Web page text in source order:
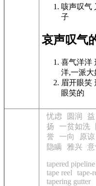
咳声叹气
子
哀声叹气
喜气洋洋
洋,一派大
眉开眼笑
眼笑的
忧虑 圆润 益
扬
一贫如洗
誉
一向 原谅
隐瞒
雅兴
tapered pipeline
tape reel
tape-
tapering gutter